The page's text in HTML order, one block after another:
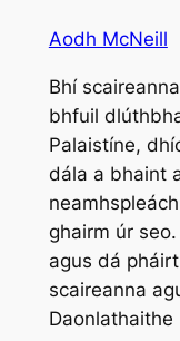
Aodh McNeill
Bhí
bhfuil
Palaistíne,
dála a bhaint
ghairm úr
agus dá
scaireanna
Daonlathaithe